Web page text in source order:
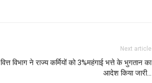
Next article
वित्त विभाग ने राज्य कर्मियों को 3%महंगाई भत्ते के भुगतान का
आदेश किया जारी…